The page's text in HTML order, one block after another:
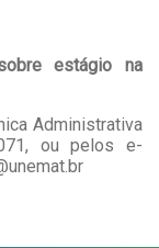
estágio na
Administrativa
ou pelos e-